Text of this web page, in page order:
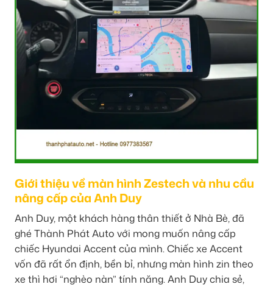
Giới thiệu về màn hình Zestech và nhu cầu
nâng cấp của Anh Duy
Anh Duy, một khách hàng thân thiết ở Nhà Bè, đã
ghé Thành Phát Auto với mong muốn nâng cấp
chiếc Hyundai Accent của mình. Chiếc xe Accent
vốn đã rất ổn định, bền bỉ, nhưng màn hình zin theo
xe thì hơi “nghèo nàn” tính năng. Anh Duy chia sẻ,